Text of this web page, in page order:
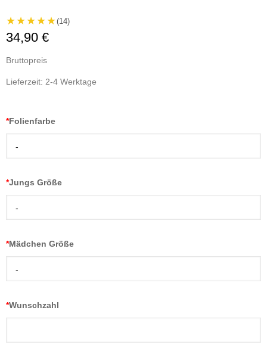
★★★★★(14)
34,90 €
Bruttopreis
Lieferzeit: 2-4 Werktage
*Folienfarbe
-
*Jungs Größe
-
*Mädchen Größe
-
*Wunschzahl